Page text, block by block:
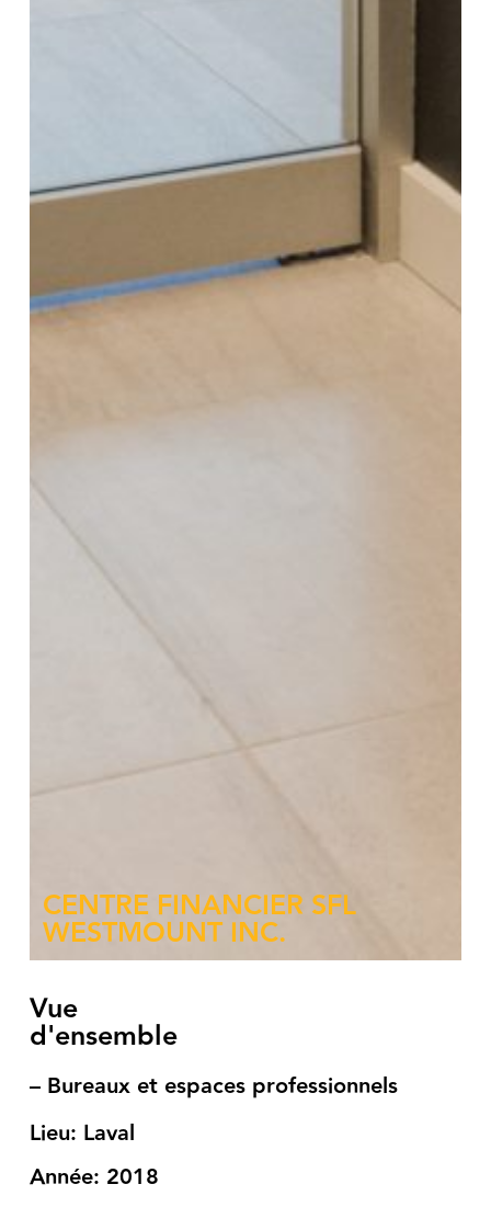
CENTRE FINANCIER SFL
WESTMOUNT INC.
Vue
d'ensemble
– Bureaux et espaces professionnels
Lieu: Laval
Année: 2018